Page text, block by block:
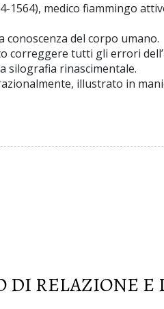
1564), medico fiammingo
conoscenza del corpo umano.
tutti gli errori
silografia rinascimentale.
illustrato in
DI RELAZIONE